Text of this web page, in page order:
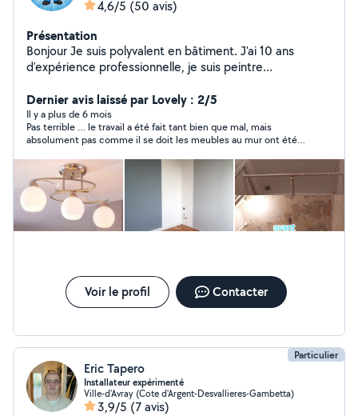
4,6/5 (50 avis)
Présentation
Bonjour Je suis polyvalent en bâtiment. J'ai 10 ans
d'expérience professionnelle, je suis peintre
pose de cuisine montage de meuble,plombier,
électricité,je fais un travail de qualité, j'essaie de rendre
mes clients satisfaits de mon travail. J'essaie de faire un
travail décent pour mes clients à bas prix. cordialement
Dernier avis laissé par Lovely : 2/5
Il y a plus de 6 mois
Pas terrible … le travail a été fait tant bien que mal, mais
absolument pas comme il se doit les meubles au mur ont été
mur, sans avoir de règles de niveau me semble difficile j’ai écrit
au monsieur afin qu’il puisse repasser chez moi pour faire
l’ajustement, mais il ne m’a pas donné les suite … Dommage
Voir le profil Contacter
Particulier
Eric Tapero
Installateur expérimenté
Ville-d'Avray (Cote d'Argent-Desvallieres-Gambetta)
3,9/5 (7 avis)